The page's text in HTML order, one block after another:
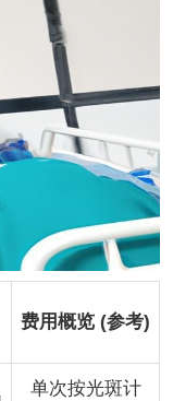
费用概览 (参考)
单次按光斑计